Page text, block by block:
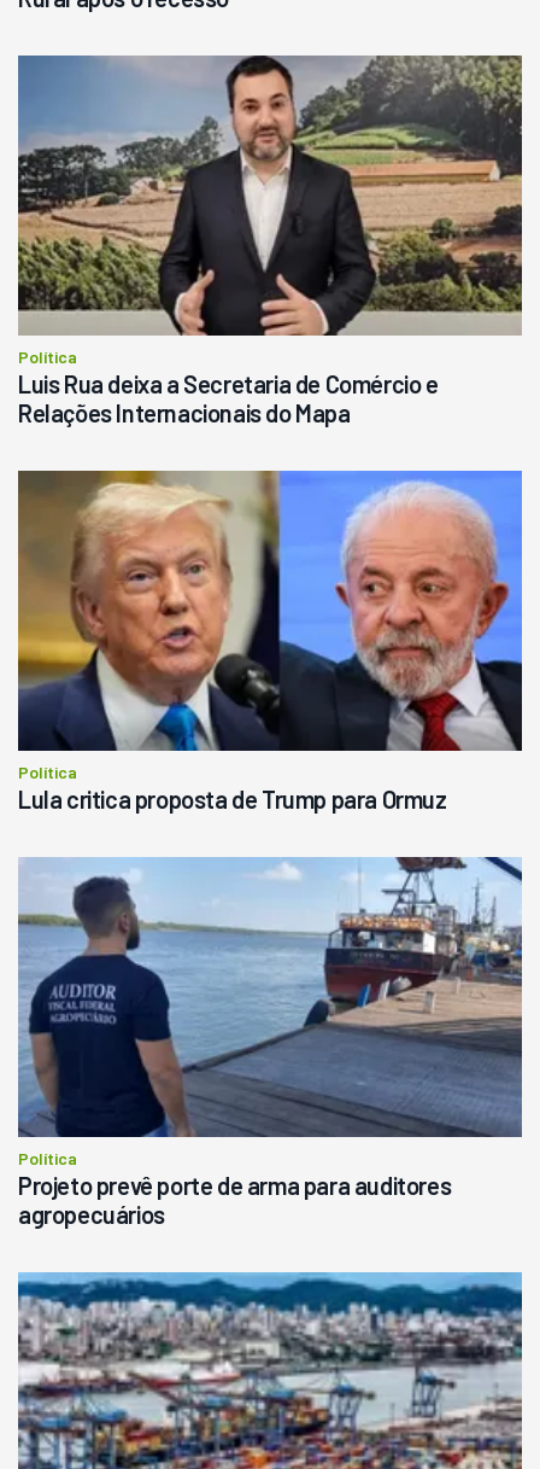
Política
Luis Rua deixa a Secretaria de Comércio e
Relações Internacionais do Mapa
Política
Lula critica proposta de Trump para Ormuz
Política
Projeto prevê porte de arma para auditores
agropecuários